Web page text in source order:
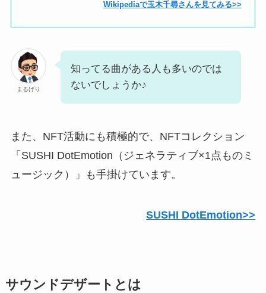
Wikipediaで玉木千尋さんを見てみる>>
まるげり
知ってる曲がある人も多いのでは
ないでしょうか♪
また、NFT活動にも積極的で、NFTコレクション
「SUSHI DotEmotion（ジェネラティブ×1点ものミ
ュージック）」も手掛けています。
SUSHI DotEmotion>>
サウンドデザートとは